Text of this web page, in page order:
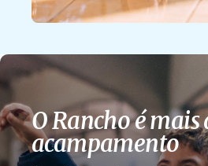
O Rancho é mais
acampamento